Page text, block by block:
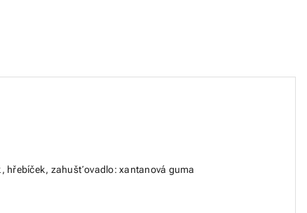
hřebíček, zahušťovadlo: xantanová guma